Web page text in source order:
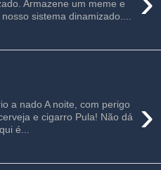
Armazene um meme e
sistema dinamizado....
›
a nado A noite, com perigo
e cigarro Pula! Não dá
é...